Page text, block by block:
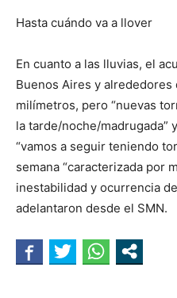
Hasta cuándo va a llover
En cuanto a las lluvias, el
Buenos Aires y alrededores
milímetros, pero “nuevas
la tarde/noche/madrugada”
“vamos a seguir teniendo
semana “caracterizada por
inestabilidad y ocurrencia
adelantaron desde el SMN.